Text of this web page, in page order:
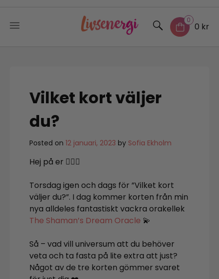
0
0 kr
Vilket kort väljer
du?
Posted on 12 januari, 2023 by Sofia Ekholm
Hej på er 🧚🏼‍♀️
Torsdag igen och dags för ”Vilket kort
väljer du?”. I dag kommer korten från min
nya alldeles fantastiskt vackra orakellek
The Shaman’s Dream Oracle 💫
Så – vad vill universum att du behöver
veta och ta fasta på lite extra att just?
Något av de tre korten gömmer svaret